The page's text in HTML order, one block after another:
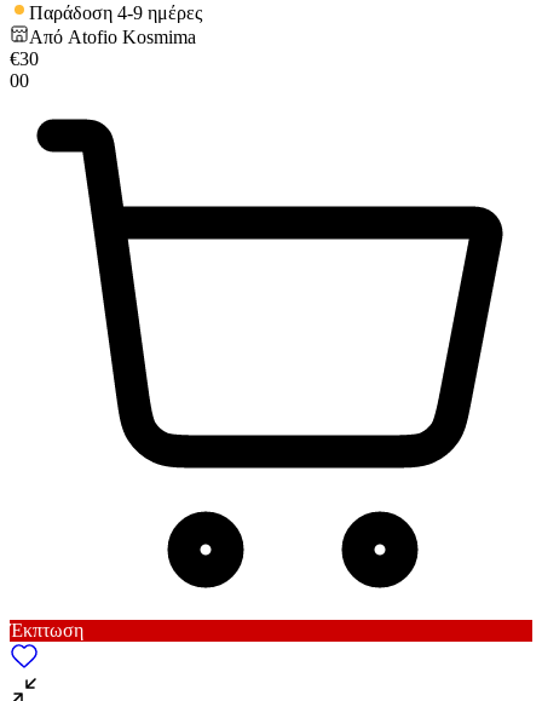
Παράδοση 4-9 ημέρες
Από Atofio Kosmima
€30
00
Έκπτωση